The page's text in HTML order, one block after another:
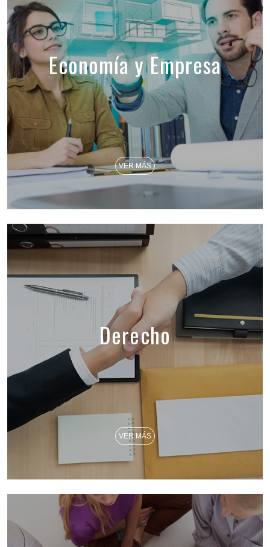
Economía y Empresa
VER MÁS
Derecho
VER MÁS